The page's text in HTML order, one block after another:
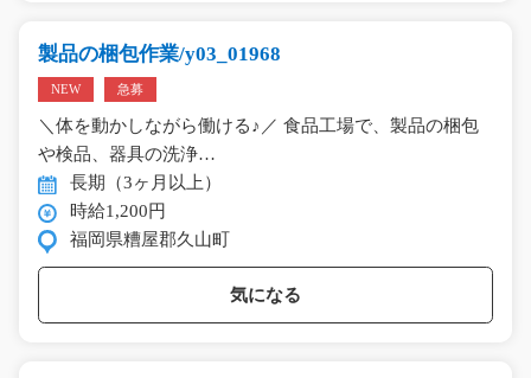
製品の梱包作業/y03_01968
NEW 急募
＼体を動かしながら働ける♪／ 食品工場で、製品の梱包
や検品、器具の洗浄…
長期（3ヶ月以上）
時給1,200円
福岡県糟屋郡久山町
気になる